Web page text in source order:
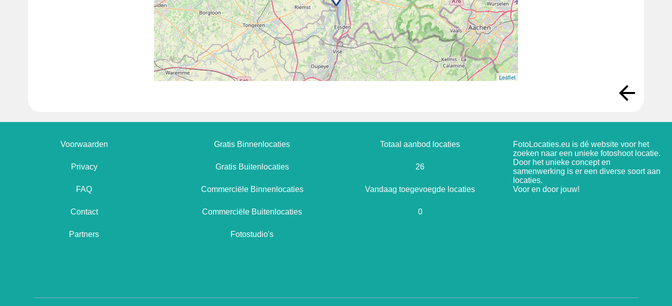
Leaflet
Voorwaarden
Privacy
FAQ
Contact
Partners
Gratis Binnenlocaties
Gratis Buitenlocaties
Commerciële Binnenlocaties
Commerciële Buitenlocaties
Fotostudio's
Totaal aanbod locaties
26
Vandaag toegevoegde locaties
0
FotoLocaties.eu is dé website voor het
zoeken naar een unieke fotoshoot locatie.
Door het unieke concept en
samenwerking is er een diverse soort aan
locaties.
Voor en door jouw!